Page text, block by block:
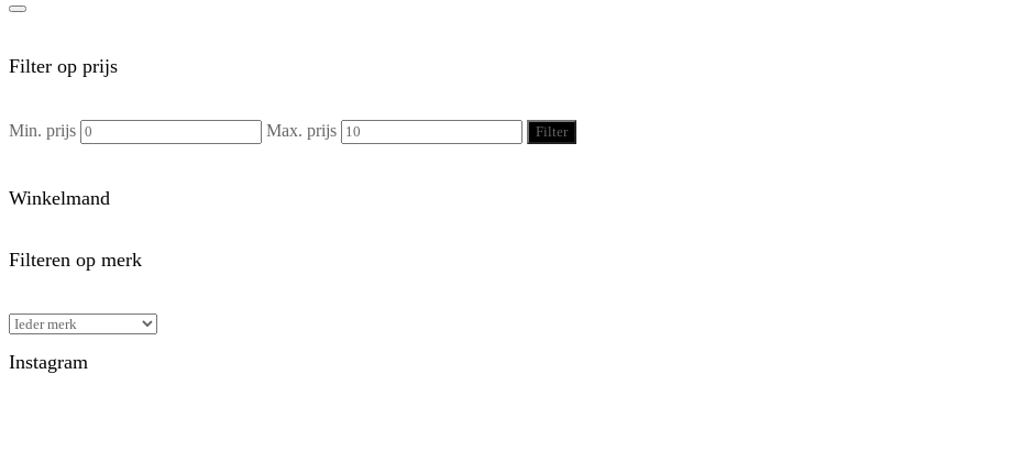
Filter op prijs
Min. prijs Max. prijs Filter
Winkelmand
Filteren op merk
Instagram